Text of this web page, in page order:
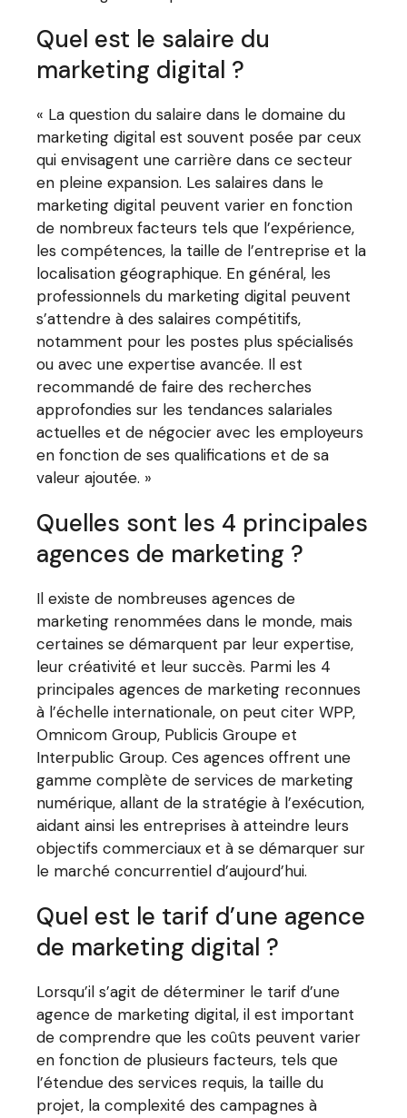
Quel est le salaire du
marketing digital ?
« La question du salaire dans le domaine du
marketing digital est souvent posée par ceux
qui envisagent une carrière dans ce secteur
en pleine expansion. Les salaires dans le
marketing digital peuvent varier en fonction
de nombreux facteurs tels que l’expérience,
les compétences, la taille de l’entreprise et la
localisation géographique. En général, les
professionnels du marketing digital peuvent
s’attendre à des salaires compétitifs,
notamment pour les postes plus spécialisés
ou avec une expertise avancée. Il est
recommandé de faire des recherches
approfondies sur les tendances salariales
actuelles et de négocier avec les employeurs
en fonction de ses qualifications et de sa
valeur ajoutée. »
Quelles sont les 4 principales
agences de marketing ?
Il existe de nombreuses agences de
marketing renommées dans le monde, mais
certaines se démarquent par leur expertise,
leur créativité et leur succès. Parmi les 4
principales agences de marketing reconnues
à l’échelle internationale, on peut citer WPP,
Omnicom Group, Publicis Groupe et
Interpublic Group. Ces agences offrent une
gamme complète de services de marketing
numérique, allant de la stratégie à l’exécution,
aidant ainsi les entreprises à atteindre leurs
objectifs commerciaux et à se démarquer sur
le marché concurrentiel d’aujourd’hui.
Quel est le tarif d’une agence
de marketing digital ?
Lorsqu’il s’agit de déterminer le tarif d’une
agence de marketing digital, il est important
de comprendre que les coûts peuvent varier
en fonction de plusieurs facteurs, tels que
l’étendue des services requis, la taille du
projet, la complexité des campagnes à